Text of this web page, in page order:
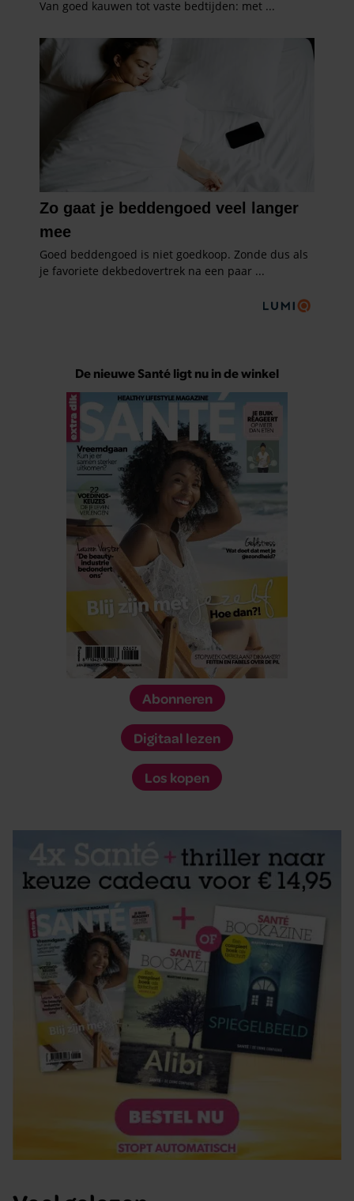
De nieuwe Santé ligt nu in de winkel
Abonneren
Digitaal lezen
Los kopen